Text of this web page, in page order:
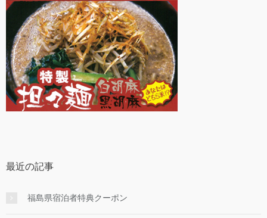
最近の記事
福島県宿泊者特典クーポン